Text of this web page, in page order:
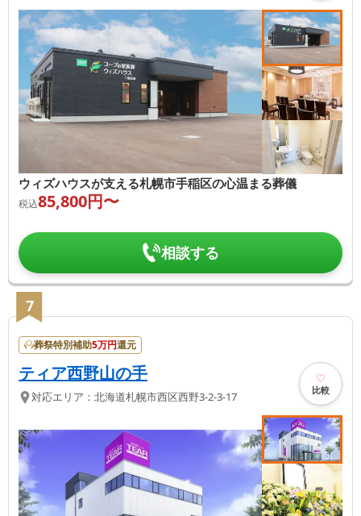
ウィズハウスが支える札幌市手稲区の心温まる葬儀
税込85,800円〜
相談する
7
葬祭特別補助5万円還元
ティア西野山の手
対応エリア： 北海道札幌市西区西野3-2-3-17 比較